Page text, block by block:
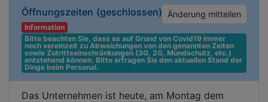
Öffnungszeiten (geschlossen) Änderung mitteilen
Information
Bitte beachten Sie, dass es auf Grund von Covid19 immer
noch vereinzelt zu Abweichungen von den genannten Zeiten
sowie Zutrittseinschränkungen (3G, 2G, Mundschutz, etc.)
entstehend können. Bitte erfragen Sie den aktuellen Stand der
Dinge beim Personal.
Das Unternehmen ist heute, am Montag dem